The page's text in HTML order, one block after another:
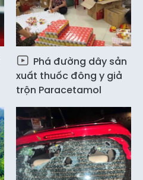
Phá đường dây sản
xuất thuốc đông y giả
trộn Paracetamol